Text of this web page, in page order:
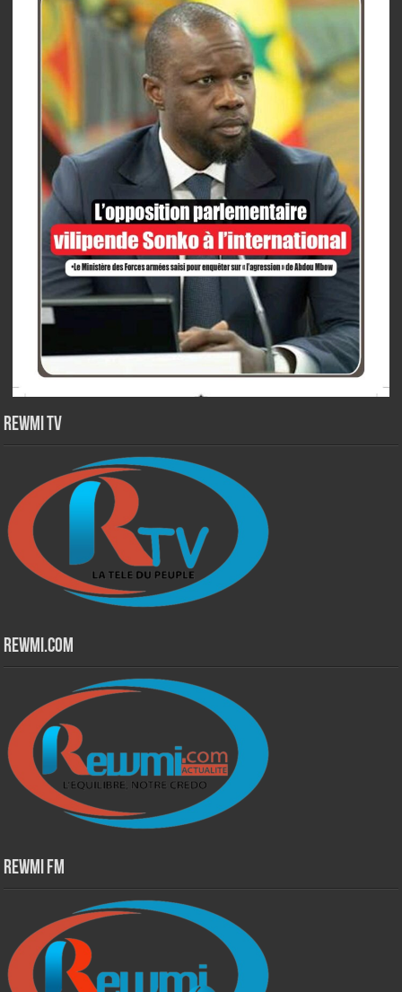
Rewmi TV
Rewmi.Com
Rewmi Fm